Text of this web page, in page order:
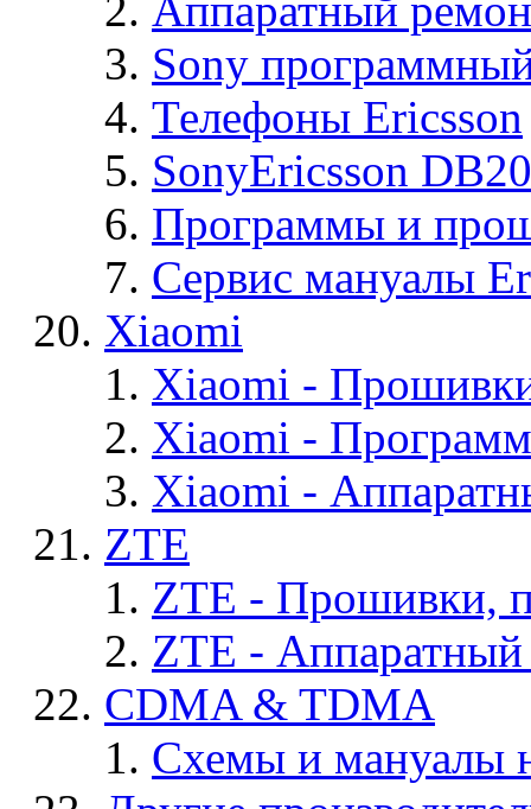
Аппаратный
Sony
Телефоны Ericsson
SonyEricsson
Программы и
Сервис мануалы
Xiaomi
Xiaomi -
Xiaomi -
Xiaomi -
ZTE
ZTE - Прошивки,
ZTE -
CDMA & TDMA
Схемы и мануалы